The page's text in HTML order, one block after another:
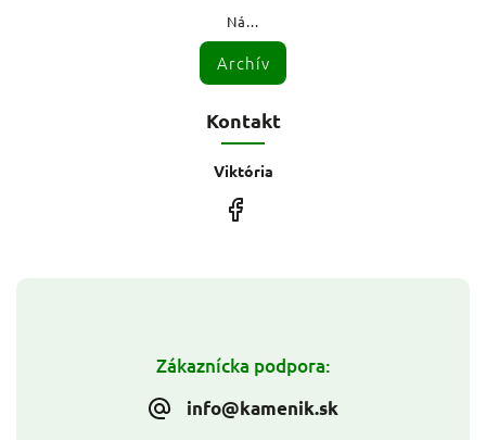
Zákaznícka podpora:
info@kamenik.sk
Ná...
Archív
Kontakt
Viktória